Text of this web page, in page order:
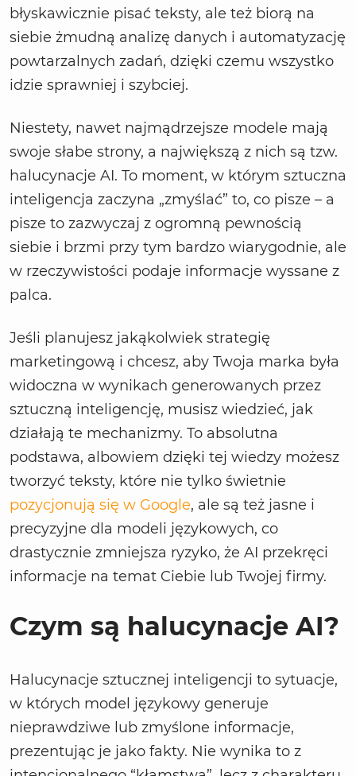
błyskawicznie pisać teksty, ale też biorą na
siebie żmudną analizę danych i automatyzację
powtarzalnych zadań, dzięki czemu wszystko
idzie sprawniej i szybciej.
Niestety, nawet najmądrzejsze modele mają
swoje słabe strony, a największą z nich są tzw.
halucynacje AI. To moment, w którym sztuczna
inteligencja zaczyna „zmyślać” to, co pisze – a
pisze to zazwyczaj z ogromną pewnością
siebie i brzmi przy tym bardzo wiarygodnie, ale
w rzeczywistości podaje informacje wyssane z
palca.
Jeśli planujesz jakąkolwiek strategię
marketingową i chcesz, aby Twoja marka była
widoczna w wynikach generowanych przez
sztuczną inteligencję, musisz wiedzieć, jak
działają te mechanizmy. To absolutna
podstawa, albowiem dzięki tej wiedzy możesz
tworzyć teksty, które nie tylko świetnie
pozycjonują się w Google, ale są też jasne i
precyzyjne dla modeli językowych, co
drastycznie zmniejsza ryzyko, że AI przekręci
informacje na temat Ciebie lub Twojej firmy.
Czym są halucynacje AI?
Halucynacje sztucznej inteligencji to sytuacje,
w których model językowy generuje
nieprawdziwe lub zmyślone informacje,
prezentując je jako fakty. Nie wynika to z